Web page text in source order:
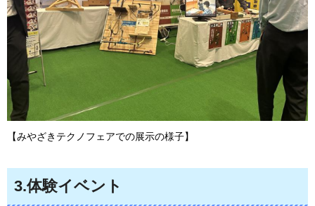
【みやざきテクノフェアでの展示の様子】
3.体験イベント